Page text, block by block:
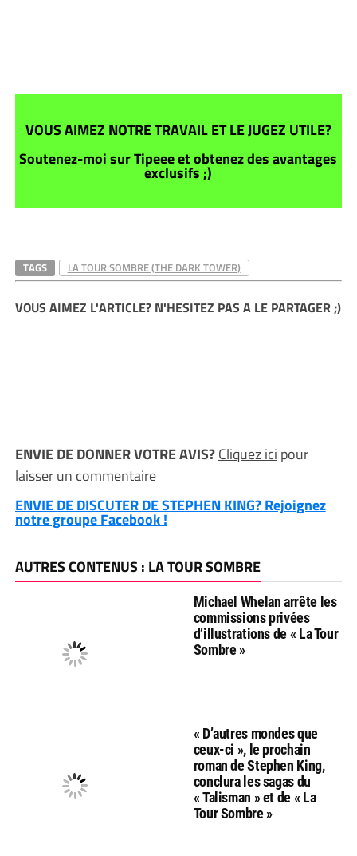
VOUS AIMEZ NOTRE TRAVAIL ET LE JUGEZ UTILE?
Soutenez-moi sur Tipeee et obtenez des avantages
exclusifs ;)
TAGS LA TOUR SOMBRE (THE DARK TOWER)
VOUS AIMEZ L'ARTICLE? N'HESITEZ PAS A LE PARTAGER ;)
ENVIE DE DONNER VOTRE AVIS?Cliquez ici pour
laisser un commentaire
ENVIE DE DISCUTER DE STEPHEN KING? Rejoignez
notre groupe Facebook !
AUTRES CONTENUS : LA TOUR SOMBRE
Michael Whelan arrête les
commissions privées
d’illustrations de « La Tour
Sombre »
« D’autres mondes que
ceux-ci », le prochain
roman de Stephen King,
conclura les sagas du
« Talisman » et de « La
Tour Sombre »